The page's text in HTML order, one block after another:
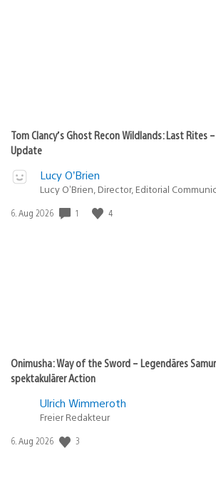
Tom Clancy’s Ghost Recon Wildlands: Last Rites
Update
Lucy O’Brien
Lucy O’Brien, Director, Editorial
Veröffentlichungsdatum:
6. Aug 2026 1 4
Onimusha: Way of the Sword – Legendäres
spektakulärer Action
Ulrich Wimmeroth
Freier Redakteur
Veröffentlichungsdatum:
6. Aug 2026 3